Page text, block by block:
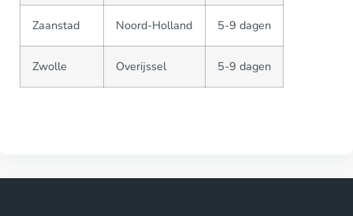
Zaanstad Noord-Holland 5-9 dagen
Zwolle Overijssel 5-9 dagen